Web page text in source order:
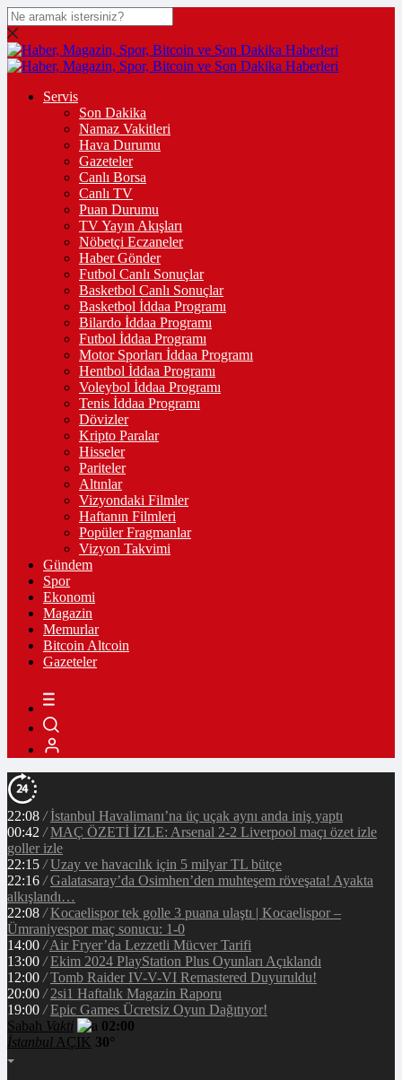
Servis
Son Dakika
Namaz Vakitleri
Hava Durumu
Gazeteler
Canlı Borsa
Canlı TV
Puan Durumu
TV Yayın Akışları
Nöbetçi Eczaneler
Haber Gönder
Futbol Canlı Sonuçlar
Basketbol Canlı Sonuçlar
Basketbol İddaa Programı
Bilardo İddaa Programı
Futbol İddaa Programı
Motor Sporları İddaa Programı
Hentbol İddaa Programı
Voleybol İddaa Programı
Tenis İddaa Programı
Dövizler
Kripto Paralar
Hisseler
Pariteler
Altınlar
Vizyondaki Filmler
Haftanın Filmleri
Popüler Fragmanlar
Vizyon Takvimi
Gündem
Spor
Ekonomi
Magazin
Memurlar
Bitcoin Altcoin
Gazeteler
22:08 / İstanbul Havalimanı’na üç uçak aynı anda iniş yaptı
00:42 / MAÇ ÖZETİ İZLE: Arsenal 2-2 Liverpool maçı özet izle
goller izle
22:15 / Uzay ve havacılık için 5 milyar TL bütçe
22:16 / Galatasaray’da Osimhen’den muhteşem röveşata! Ayakta
alkışlandı…
22:08 / Kocaelispor tek golle 3 puana ulaştı | Kocaelispor –
Ümraniyespor maç sonucu: 1-0
14:00 / Air Fryer’da Lezzetli Mücver Tarifi
13:00 / Ekim 2024 PlayStation Plus Oyunları Açıklandı
12:00 / Tomb Raider IV-V-VI Remastered Duyuruldu!
20:00 / 2si1 Haftalık Magazin Raporu
19:00 / Epic Games Ücretsiz Oyun Dağıtıyor!
Sabah Vakti
02:00
İstanbul AÇIK 30°